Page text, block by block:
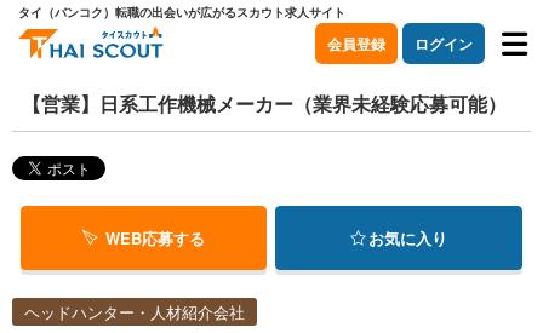
タイ（バンコク）転職の出会いが広がるスカウト求人サイト
会員登録 ログイン
【営業】日系工作機械メーカー（業界未経験応募可能）
WEB応募する お気に入り
ヘッドハンター・人材紹介会社